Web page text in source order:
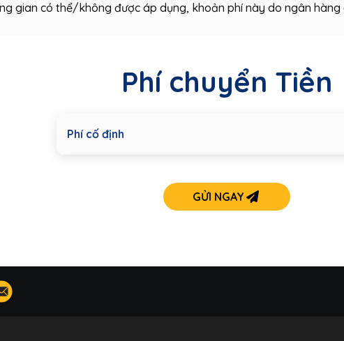
gian có thể/không được áp dụng, khoản phí này do ngân hàng
Phí chuyển Tiền
Phí cố định
GỬI NGAY